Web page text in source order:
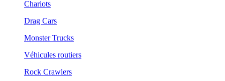
Chariots
Drag Cars
Monster Trucks
Véhicules routiers
Rock Crawlers